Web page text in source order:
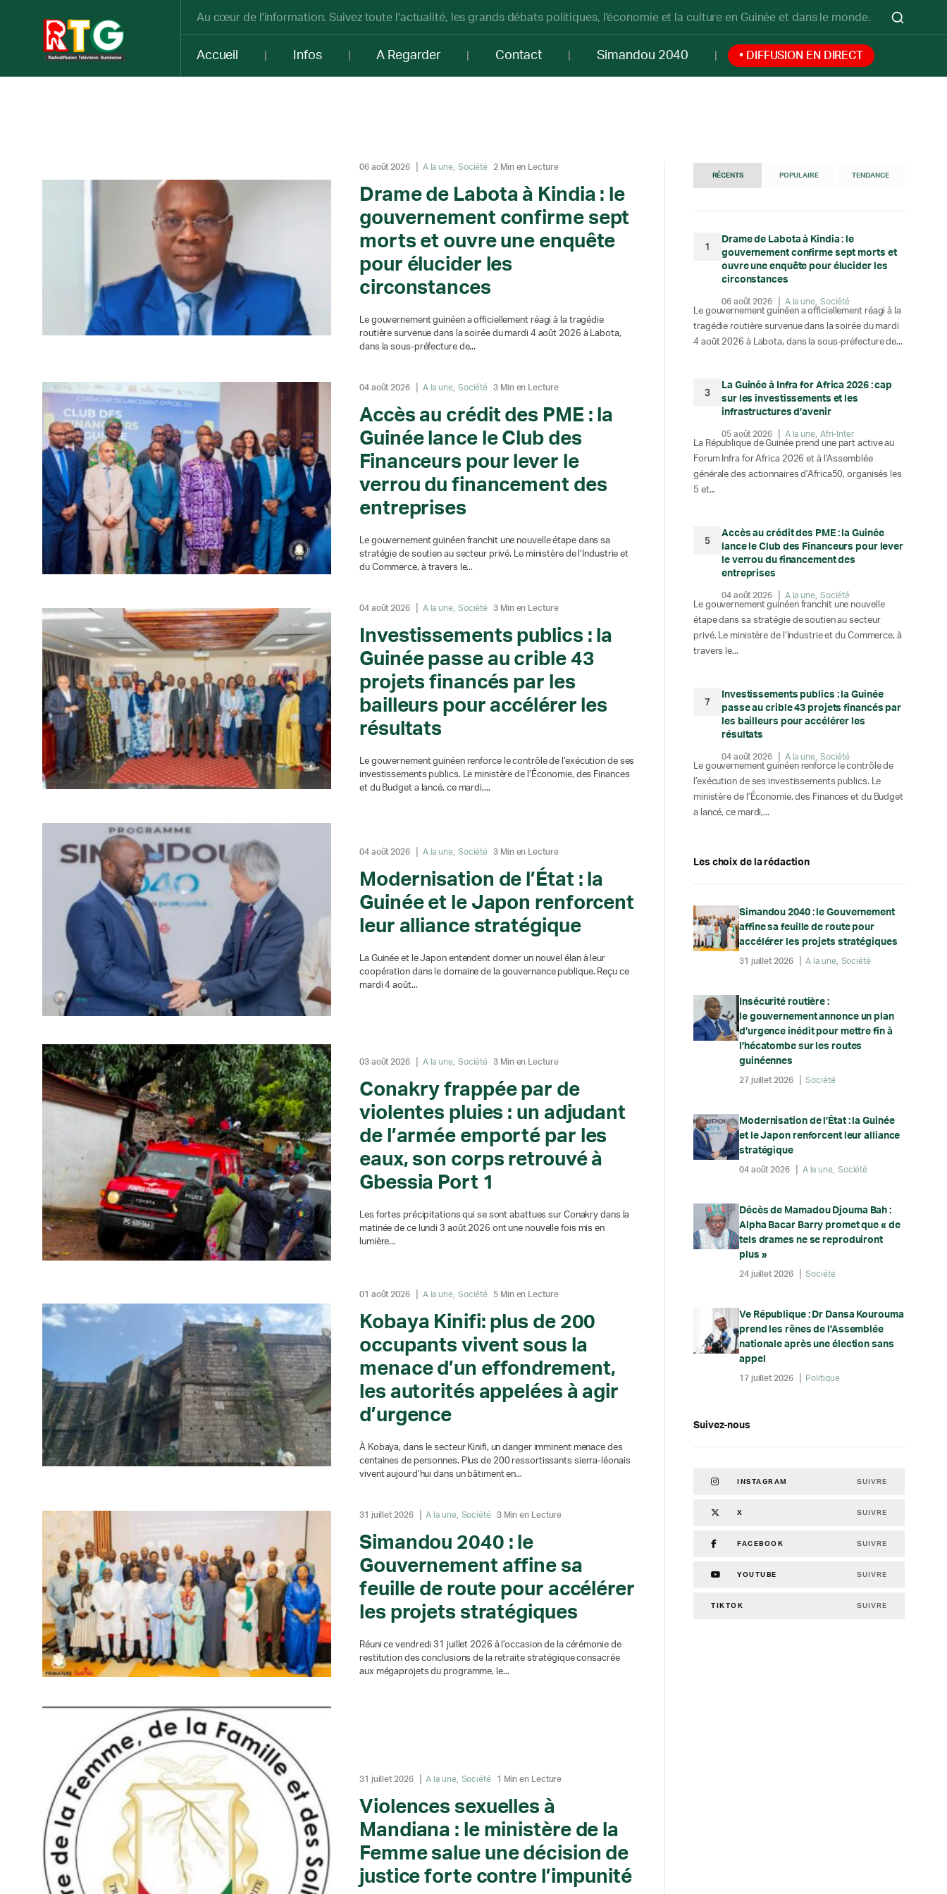
Au cœur de l'information. Suivez toute l'actualité, les grands débats politiques, l'économie et la culture en Guinée et dans le monde.
Accueil Infos A Regarder Contact Simandou 2040 • DIFFUSION EN DIRECT
06 août 2026 A la une Société 2 Min en Lecture
Drame de Labota à Kindia : le
gouvernement confirme sept
morts et ouvre une enquête
pour élucider les
circonstances
Le gouvernement guinéen a officiellement réagi à la tragédie
routière survenue dans la soirée du mardi 4 août 2026 à Labota,
dans la sous-préfecture de...
04 août 2026 A la une Société 3 Min en Lecture
Accès au crédit des PME : la
Guinée lance le Club des
Financeurs pour lever le
verrou du financement des
entreprises
Le gouvernement guinéen franchit une nouvelle étape dans sa
stratégie de soutien au secteur privé. Le ministère de l’Industrie et
du Commerce, à travers le...
04 août 2026 A la une Société 3 Min en Lecture
Investissements publics : la
Guinée passe au crible 43
projets financés par les
bailleurs pour accélérer les
résultats
Le gouvernement guinéen renforce le contrôle de l’exécution de ses
investissements publics. Le ministère de l’Économie, des Finances
et du Budget a lancé, ce mardi,...
04 août 2026 A la une Société 3 Min en Lecture
Modernisation de l’État : la
Guinée et le Japon renforcent
leur alliance stratégique
La Guinée et le Japon entendent donner un nouvel élan à leur
coopération dans le domaine de la gouvernance publique. Reçu ce
mardi 4 août...
03 août 2026 A la une Société 3 Min en Lecture
Conakry frappée par de
violentes pluies : un adjudant
de l’armée emporté par les
eaux, son corps retrouvé à
Gbessia Port 1
Les fortes précipitations qui se sont abattues sur Conakry dans la
matinée de ce lundi 3 août 2026 ont une nouvelle fois mis en
lumière...
01 août 2026 A la une Société 5 Min en Lecture
Kobaya Kinifi: plus de 200
occupants vivent sous la
menace d’un effondrement,
les autorités appelées à agir
d’urgence
À Kobaya, dans le secteur Kinifi, un danger imminent menace des
centaines de personnes. Plus de 200 ressortissants sierra-léonais
vivent aujourd’hui dans un bâtiment en...
31 juillet 2026 A la une Société 3 Min en Lecture
Simandou 2040 : le
Gouvernement affine sa
feuille de route pour accélérer
les projets stratégiques
Réuni ce vendredi 31 juillet 2026 à l’occasion de la cérémonie de
restitution des conclusions de la retraite stratégique consacrée
aux mégaprojets du programme, le...
31 juillet 2026 A la une Société 1 Min en Lecture
Violences sexuelles à
Mandiana : le ministère de la
Femme salue une décision de
justice forte contre l’impunité
RÉCENTS POPULAIRE TENDANCE
1
Drame de Labota à Kindia : le
gouvernement confirme sept morts et
ouvre une enquête pour élucider les
circonstances
06 août 2026 A la une Société
Le gouvernement guinéen a officiellement réagi à la
tragédie routière survenue dans la soirée du mardi
4 août 2026 à Labota, dans la sous-préfecture de...
3
La Guinée à Infra for Africa 2026 : cap
sur les investissements et les
infrastructures d’avenir
05 août 2026 A la une Afri-Inter
La République de Guinée prend une part active au
Forum Infra for Africa 2026 et à l’Assemblée
générale des actionnaires d’Africa50, organisés les
5 et...
5
Accès au crédit des PME : la Guinée
lance le Club des Financeurs pour lever
le verrou du financement des
entreprises
04 août 2026 A la une Société
Le gouvernement guinéen franchit une nouvelle
étape dans sa stratégie de soutien au secteur
privé. Le ministère de l’Industrie et du Commerce, à
travers le...
7
Investissements publics : la Guinée
passe au crible 43 projets financés par
les bailleurs pour accélérer les
résultats
04 août 2026 A la une Société
Le gouvernement guinéen renforce le contrôle de
l’exécution de ses investissements publics. Le
ministère de l’Économie, des Finances et du Budget
a lancé, ce mardi,...
Les choix de la rédaction
Simandou 2040 : le Gouvernement
affine sa feuille de route pour
accélérer les projets stratégiques
31 juillet 2026 A la une Société
Insécurité routière :
le gouvernement annonce un plan
d’urgence inédit pour mettre fin à
l’hécatombe sur les routes
guinéennes
27 juillet 2026 Société
Modernisation de l’État : la Guinée
et le Japon renforcent leur alliance
stratégique
04 août 2026 A la une Société
Décès de Mamadou Djouma Bah :
Alpha Bacar Barry promet que « de
tels drames ne se reproduiront
plus »
24 juillet 2026 Société
Ve République : Dr Dansa Kourouma
prend les rênes de l’Assemblée
nationale après une élection sans
appel
17 juillet 2026 Politique
Suivez-nous
INSTAGRAM SUIVRE
X SUIVRE
FACEBOOK SUIVRE
YOUTUBE SUIVRE
TIKTOK SUIVRE